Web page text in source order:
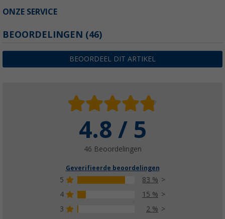
ONZE SERVICE
BEOORDELINGEN (46)
BEOORDEEL DIT ARTIKEL
4.8 / 5
46 Beoordelingen
Geverifieerde beoordelingen
5
83 %
4
15 %
3
2 %